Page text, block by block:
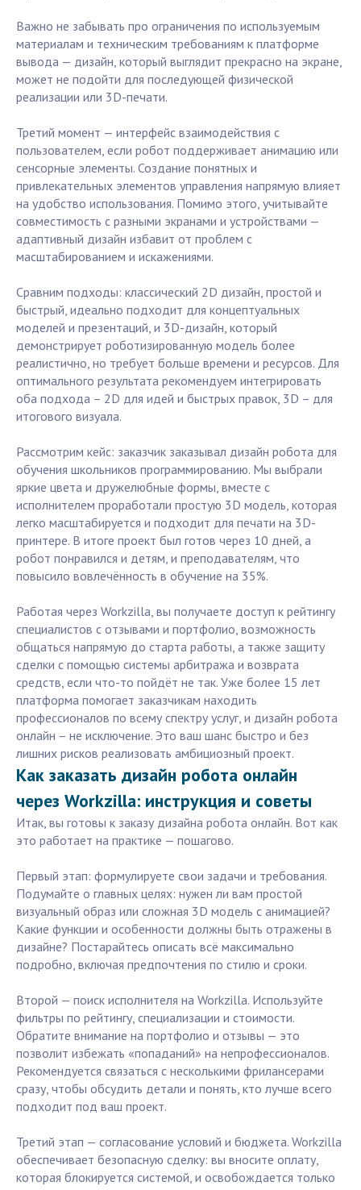
Важно не забывать про ограничения по используемым
материалам и техническим требованиям к платформе
вывода — дизайн, который выглядит прекрасно на экране,
может не подойти для последующей физической
реализации или 3D-печати.
Третий момент — интерфейс взаимодействия с
пользователем, если робот поддерживает анимацию или
сенсорные элементы. Создание понятных и
привлекательных элементов управления напрямую влияет
на удобство использования. Помимо этого, учитывайте
совместимость с разными экранами и устройствами —
адаптивный дизайн избавит от проблем с
масштабированием и искажениями.
Сравним подходы: классический 2D дизайн, простой и
быстрый, идеально подходит для концептуальных
моделей и презентаций, и 3D-дизайн, который
демонстрирует роботизированную модель более
реалистично, но требует больше времени и ресурсов. Для
оптимального результата рекомендуем интегрировать
оба подхода – 2D для идей и быстрых правок, 3D – для
итогового визуала.
Рассмотрим кейс: заказчик заказывал дизайн робота для
обучения школьников программированию. Мы выбрали
яркие цвета и дружелюбные формы, вместе с
исполнителем проработали простую 3D модель, которая
легко масштабируется и подходит для печати на 3D-
принтере. В итоге проект был готов через 10 дней, а
робот понравился и детям, и преподавателям, что
повысило вовлечённость в обучение на 35%.
Работая через Workzilla, вы получаете доступ к рейтингу
специалистов с отзывами и портфолио, возможность
общаться напрямую до старта работы, а также защиту
сделки с помощью системы арбитража и возврата
средств, если что-то пойдёт не так. Уже более 15 лет
платформа помогает заказчикам находить
профессионалов по всему спектру услуг, и дизайн робота
онлайн – не исключение. Это ваш шанс быстро и без
лишних рисков реализовать амбициозный проект.
Как заказать дизайн робота онлайн
через Workzilla: инструкция и советы
Итак, вы готовы к заказу дизайна робота онлайн. Вот как
это работает на практике — пошагово.
Первый этап: формулируете свои задачи и требования.
Подумайте о главных целях: нужен ли вам простой
визуальный образ или сложная 3D модель с анимацией?
Какие функции и особенности должны быть отражены в
дизайне? Постарайтесь описать всё максимально
подробно, включая предпочтения по стилю и сроки.
Второй — поиск исполнителя на Workzilla. Используйте
фильтры по рейтингу, специализации и стоимости.
Обратите внимание на портфолио и отзывы — это
позволит избежать «попаданий» на непрофессионалов.
Рекомендуется связаться с несколькими фрилансерами
сразу, чтобы обсудить детали и понять, кто лучше всего
подходит под ваш проект.
Третий этап — согласование условий и бюджета. Workzilla
обеспечивает безопасную сделку: вы вносите оплату,
которая блокируется системой, и освобождается только